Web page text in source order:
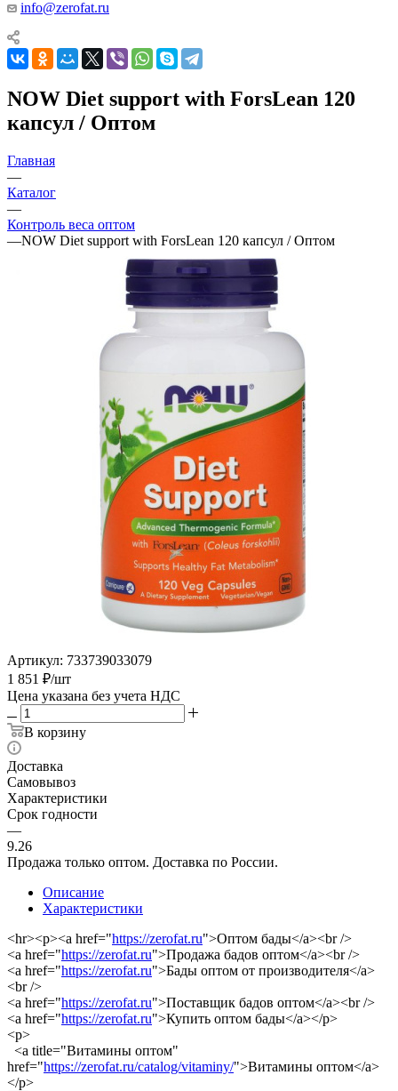
info@zerofat.ru
NOW Diet support with ForsLean 120
капсул / Оптом
Главная
—
Каталог
—
Контроль веса оптом
—NOW Diet support with ForsLean 120 капсул / Оптом
Артикул: 733739033079
1 851 ₽/шт
Цена указана без учета НДС
В корзину
Доставка
Самовывоз
Характеристики
Срок годности
—
9.26
Продажа только оптом. Доставка по России.
Описание
Характеристики
<hr><p><a href="https://zerofat.ru">Оптом бады</a><br />
<a href="https://zerofat.ru">Продажа бадов оптом</a><br />
<a href="https://zerofat.ru">Бады оптом от производителя</a>
<br />
<a href="https://zerofat.ru">Поставщик бадов оптом</a><br />
<a href="https://zerofat.ru">Купить оптом бады</a></p>
<p>
<a title="Витамины оптом"
href="https://zerofat.ru/catalog/vitaminy/">Витамины оптом</a>
</p>